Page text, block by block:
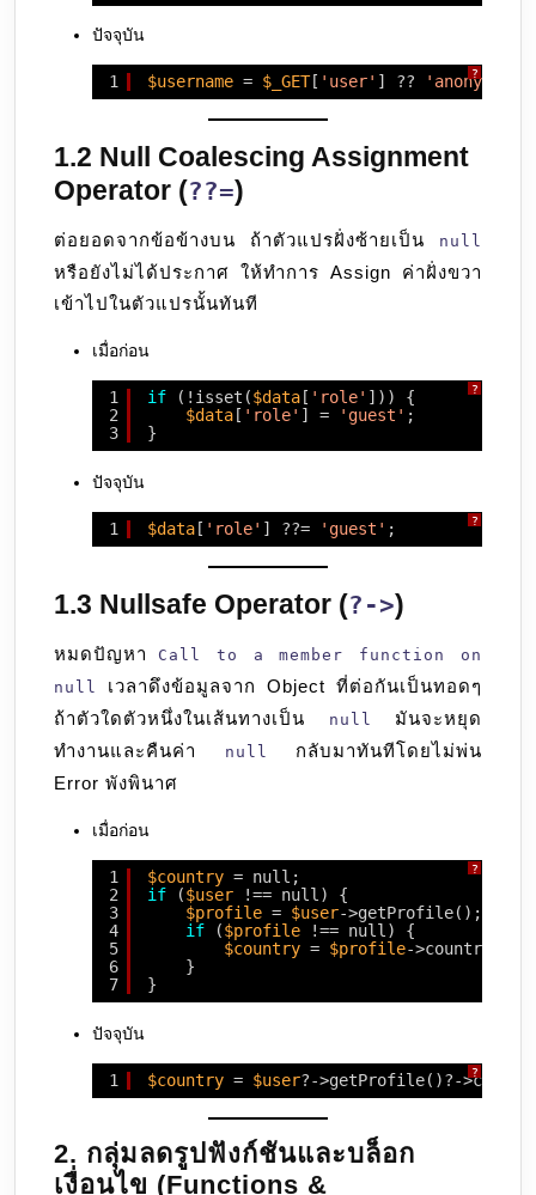
ปัจจุบัน
?
1 $username = $_GET[ 'user' ] ?? 'anonymous'
1.2 Null Coalescing Assignment
Operator (??=)
ต่อยอดจากข้อข้างบน ถ้าตัวแปรฝั่งซ้ายเป็น null
หรือยังไม่ได้ประกาศ ให้ทำการ Assign ค่าฝั่งขวา
เข้าไปในตัวแปรนั้นทันที
เมื่อก่อน
?
1
2
3
if (!isset($data [ 'role' ])) {
$data [ 'role' ] = 'guest' ;
}
ปัจจุบัน
?
1 $data [ 'role' ] ??= 'guest' ;
1.3 Nullsafe Operator (?->)
หมดปัญหา
Call to a member function on
null
เวลาดึงข้อมูลจาก Object ที่ต่อกันเป็นทอดๆ
ถ้าตัวใดตัวหนึ่งในเส้นทางเป็น
null
มันจะหยุด
ทำงานและคืนค่า
null
กลับมาทันทีโดยไม่พ่น
Error พังพินาศ
เมื่อก่อน
?
1
2
3
4
5
6
7
$country = null;
if
($user
!== null) {
$profile = $user->getProfile();
if
($profile
!== null) {
$country = $profile->country;
}
}
ปัจจุบัน
?
1 $country = $user?->getProfile()?-
2. กลุ่มลดรูปฟังก์ชันและบล็อก
เงื่อนไข (Functions &